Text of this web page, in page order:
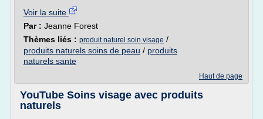
Voir la suite
Par : Jeanne Forest
Thèmes liés : produit naturel soin visage /
produits naturels soins de peau / produits
naturels sante
Haut de page
YouTube Soins visage avec produits
naturels